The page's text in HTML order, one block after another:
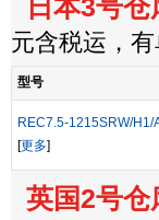
日本3号仓
元含税运，
型号
REC7.5-1215SRW/H1/
[更多]
英国2号仓